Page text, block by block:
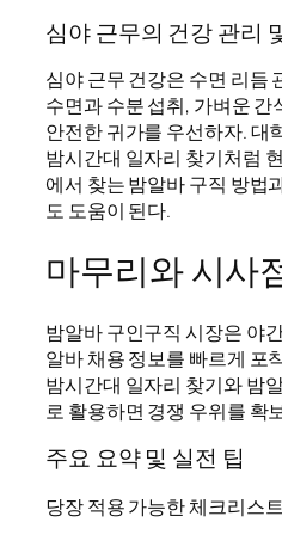
심야 근무의 건강 관리
심야 근무 건강은 수면 리듬
수면과 수분 섭취, 가벼운
안전한 귀가를 우선하자. 대
밤시간대 일자리 찾기처럼
에서 찾는 밤알바 구직 방법
도 도움이 된다.
마무리와 시사
밤알바 구인구직 시장은 야
알바 채용 정보를 빠르게 포
밤시간대 일자리 찾기와 밤
로 활용하면 경쟁 우위를 확
주요 요약 및 실전 팁
당장 적용 가능한 체크리스트